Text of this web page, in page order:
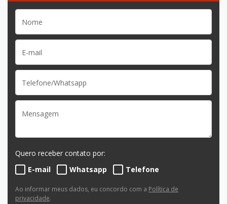
Quero receber contato por:
E-mail
Whatsapp Telefone
Ao informar meus dados, eu concordo com a Política de
privacidade.